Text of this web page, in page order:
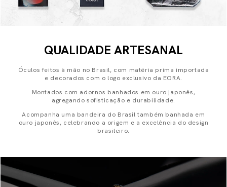
QUALIDADE ARTESANAL
Óculos feitos à mão no Brasil, com matéria prima importada
e decorados com o logo exclusivo da EORA.
Montados com adornos banhados em ouro japonês,
agregando sofisticação e durabilidade.
Acompanha uma bandeira do Brasil também banhada em
ouro japonês, celebrando a origem e a excelência do design
brasileiro.